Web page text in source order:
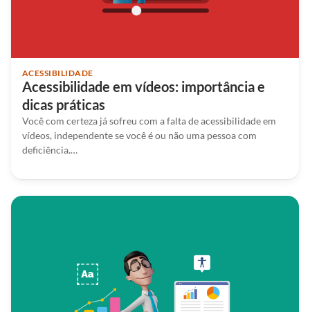
ACESSIBILIDADE
Acessibilidade em vídeos: importância e
dicas práticas
Você com certeza já sofreu com a falta de acessibilidade em
vídeos, independente se você é ou não uma pessoa com
deficiência.…